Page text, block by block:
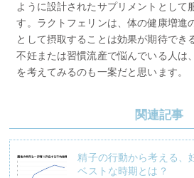
ように設計されたサプリメントとして
す。ラクトフェリンは、体の健康増進
として摂取することは効果が期待でき
不妊または習慣流産で悩んでいる人は
を考えてみるのも一案だと思います。
関連記事
精子の行動から考える、
ベストな時期とは？